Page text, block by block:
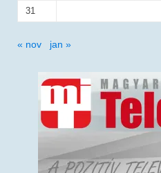
31
« nov jan »